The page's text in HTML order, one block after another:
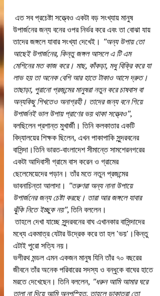
উপার্জনের জন্য বনের ওপর নির্ভর করে এবং তা বোঝা যায়
তাদের জঙ্গলে যাবার সংখ্যা দেখেই। "অন্য উপায় তো
আছেই উপার্জনের, কিন্তু জঙ্গল আসলে এ টি এম
মেশিনের মত কাজ করে। মাছ, কাঁকড়া, মধু বিক্রি করে যা
লাভ হয় তা অনেক বেশি আর হাতে টাকাও আসে দ্রুত।
তাছাড়া, পুরানো প্রজন্মের মানুষরা নতুন করে চাষবাস বা
অন্যকিছু শিখতেও অনাগ্রহী। তাদের জন্য বনে গিয়ে
উপার্জনই ভাল উপায় প্রাণের ভয় থাকা সত্ত্বেও",
বলছিলেন প্রশান্ত মুখার্জী। তিনি কলকাতার একটি
বিদ্যালয়ের শিক্ষক ছিলেন, এখন পাকাপাকি সুন্দরবনের
বাসিন্দা।তিনি ভারত-বাংলাদেশ সীমান্তে সামশেরনগরের
একটা আদিবাসী গ্রামে বাস করেন ও গ্রামের
ছেলেমেয়েদের পড়ান। তাঁর মতে নতুন প্রজন্মের
ভাবনাচিন্তা আলাদা। "তরুণরা অন্য নানা উপায়ে
উপার্জনের জন্য চেষ্টা করছে। তারা আর জঙ্গলে যাবার
ঝুঁকি নিতে ইচ্ছুক নয়", তিনি বললেন।
তাহলে দেখা যাচ্ছে সুন্দরবনের বাঘ এখানকার বাসিন্দাদের
মধ্যে একমাত্র যেটার উদ্রেক করে তা হল 'ভয়'।কিন্তু
এটাই পুরো সত্যি নয়।
ভগীরথ মন্ডল এমন একজন মানুষ যিনি তাঁর ৭০ বছরের
জীবনে তাঁর অনেক পরিবারের সদস্য ও বন্ধুকে বাঘের হাতে
মরতে দেখেছেন। তিনি বললেন, "ধরুন আমি আমার ঘরে
তালা না দিয়ে আমি অনুপস্হিত, তাহলে ডাকাতরা তো